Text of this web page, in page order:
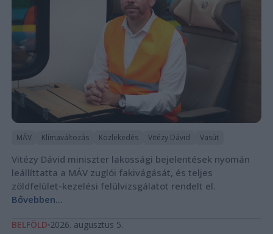
MÁV Klímaváltozás Közlekedés Vitézy Dávid Vasút
Vitézy Dávid miniszter lakossági bejelentések nyomán
leállíttatta a MÁV zuglói fakivágását, és teljes
zöldfelület-kezelési felülvizsgálatot rendelt el.
Bővebben...
BELFÖLD 2026. augusztus 5.